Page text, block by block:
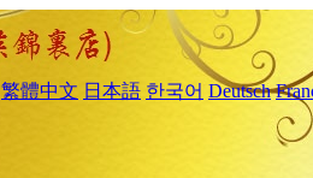
繁體中文 日本語 한국어 Deutsch